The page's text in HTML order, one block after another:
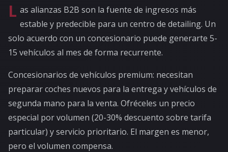
L as alianzas B2B son la fuente de ingresos más
estable y predecible para un centro de detailing. Un
solo acuerdo con un concesionario puede generarte 5-
15 vehículos al mes de forma recurrente.
Concesionarios de vehículos premium: necesitan
preparar coches nuevos para la entrega y vehículos de
segunda mano para la venta. Ofréceles un precio
especial por volumen (20-30% descuento sobre tarifa
particular) y servicio prioritario. El margen es menor,
pero el volumen compensa.